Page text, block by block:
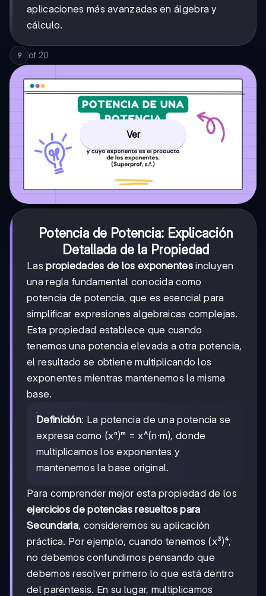
aplicaciones más avanzadas en álgebra y
cálculo.
9 of 20
Ver
Potencia de Potencia: Explicación
Detallada de la Propiedad
Laspropiedades de los exponentesincluyen
una regla fundamental conocida como
potencia de potencia, que es esencial para
simplificar expresiones algebraicas complejas.
Esta propiedad establece que cuando
tenemos una potencia elevada a otra potencia,
el resultado se obtiene multiplicando los
exponentes mientras mantenemos la misma
base.
Definición: La potencia de una potencia se
expresa como (xⁿ)ᵐ = x^(n·m), donde
multiplicamos los exponentes y
mantenemos la base original.
Para comprender mejor esta propiedad de los
ejercicios de potencias resueltos para
Secundaria, consideremos su aplicación
práctica. Por ejemplo, cuando tenemos (x³)⁴,
no debemos confundirnos pensando que
debemos resolver primero lo que está dentro
del paréntesis. En su lugar, multiplicamos